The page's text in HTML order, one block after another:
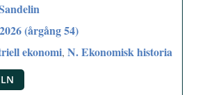
(årgång 54)
ekonomi,N. Ekonomisk historia